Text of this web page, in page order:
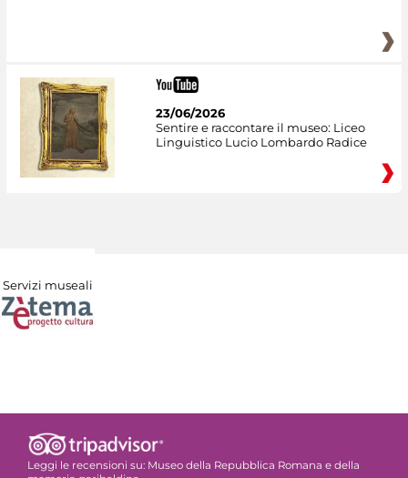
23/06/2026
Sentire e raccontare il museo: Liceo
Linguistico Lucio Lombardo Radice
Servizi museali
Leggi le recensioni su: Museo della Repubblica Romana e della